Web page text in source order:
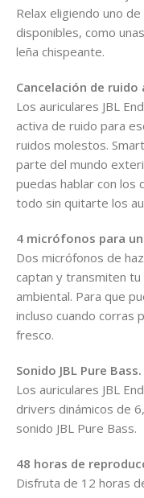
Relax eligiendo uno
disponibles, como
leña chispeante.
Cancelación de
Los auriculares JBL
activa de ruido para
ruidos molestos.
parte del mundo
puedas hablar con
todo sin quitarte los
4 micrófonos para
Dos micrófonos de
captan y transmiten tu
ambiental. Para que
incluso cuando corras
fresco.
Sonido JBL Pure Bass.
Los auriculares JBL
drivers dinámicos de
sonido JBL Pure Bass.
48 horas de
Disfruta de 12 horas